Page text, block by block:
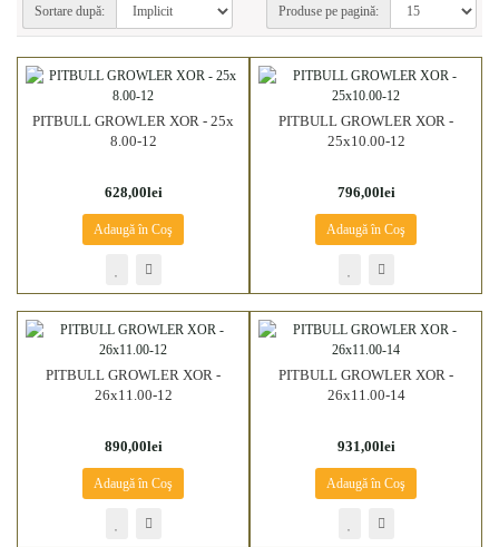
Sortare după: Produse pe pagină:
PITBULL GROWLER XOR - 25x
8.00-12
628,00lei
Adaugă în Coş
PITBULL GROWLER XOR -
25x10.00-12
796,00lei
Adaugă în Coş
PITBULL GROWLER XOR -
26x11.00-12
890,00lei
Adaugă în Coş
PITBULL GROWLER XOR -
26x11.00-14
931,00lei
Adaugă în Coş